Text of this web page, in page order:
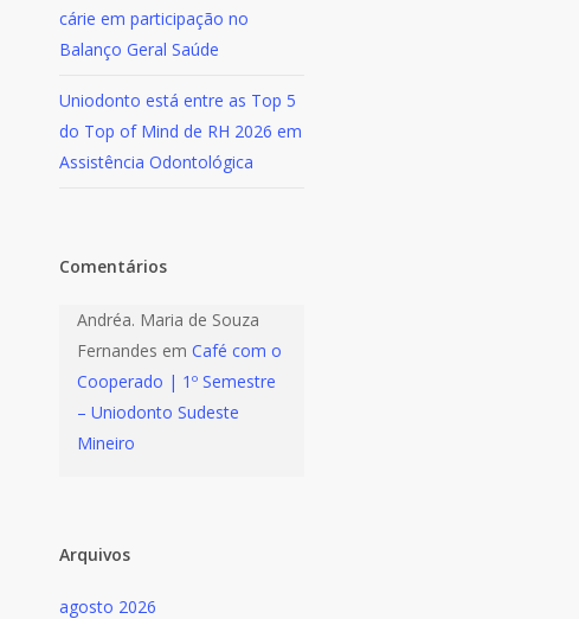
cárie em participação no
Balanço Geral Saúde
Uniodonto está entre as Top 5
do Top of Mind de RH 2026 em
Assistência Odontológica
Comentários
Andréa. Maria de Souza
Fernandes emCafé com o
Cooperado | 1º Semestre
– Uniodonto Sudeste
Mineiro
Arquivos
agosto 2026